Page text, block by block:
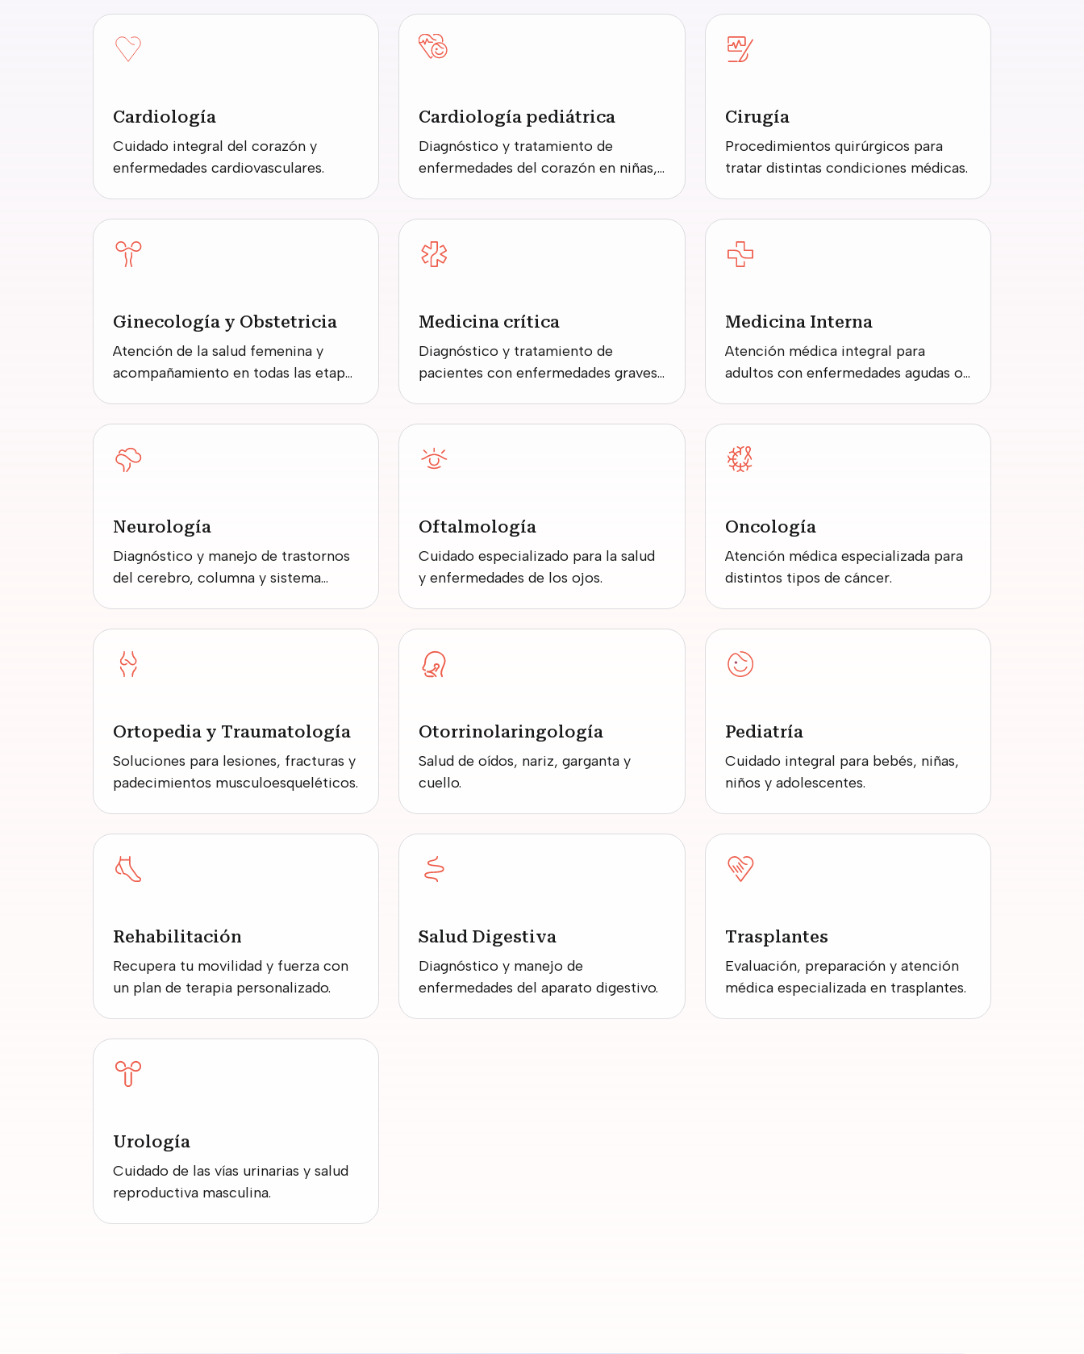
Cardiología
Cuidado integral del corazón y
enfermedades cardiovasculares.
Cardiología pediátrica
Diagnóstico y tratamiento de
enfermedades del corazón en niñas,
Cirugía
Procedimientos quirúrgicos para
tratar distintas condiciones médicas.
Ginecología y Obstetricia
Atención de la salud femenina y
acompañamiento en todas las etapas
Medicina crítica
Diagnóstico y tratamiento de
pacientes con enfermedades graves
Medicina Interna
Atención médica integral para
adultos con enfermedades agudas o
Neurología
Diagnóstico y manejo de trastornos
del cerebro, columna y sistema
Oftalmología
Cuidado especializado para la salud
y enfermedades de los ojos.
Oncología
Atención médica especializada para
distintos tipos de cáncer.
Ortopedia y Traumatología
Soluciones para lesiones, fracturas y
padecimientos musculoesqueléticos.
Otorrinolaringología
Salud de oídos, nariz, garganta y
cuello.
Pediatría
Cuidado integral para bebés, niñas,
niños y adolescentes.
Rehabilitación
Recupera tu movilidad y fuerza con
un plan de terapia personalizado.
Salud Digestiva
Diagnóstico y manejo de
enfermedades del aparato digestivo.
Trasplantes
Evaluación, preparación y atención
médica especializada en trasplantes.
Urología
Cuidado de las vías urinarias y salud
reproductiva masculina.